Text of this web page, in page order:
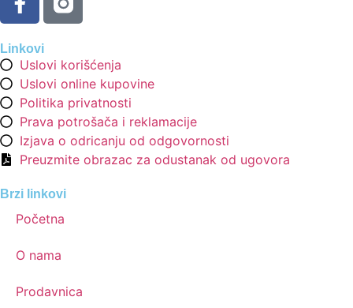
Linkovi
Uslovi korišćenja
Uslovi online kupovine
Politika privatnosti
Prava potrošača i reklamacije
Izjava o odricanju od odgovornosti
Preuzmite obrazac za odustanak od ugovora
Brzi linkovi
Početna
O nama
Prodavnica